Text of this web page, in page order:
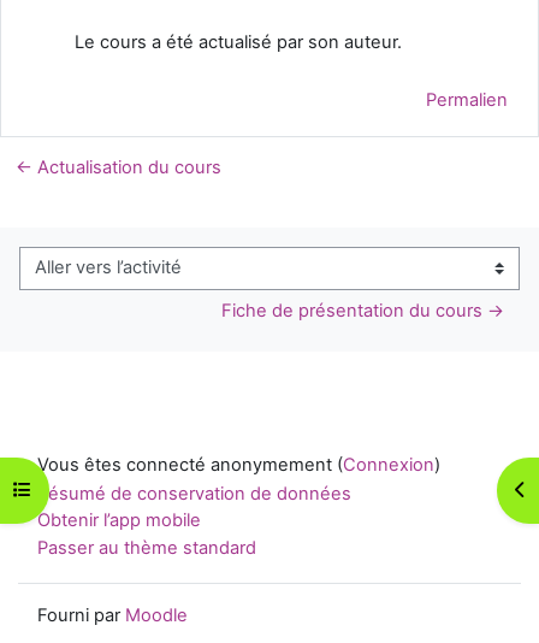
Ouvrir l’index du cours
Le cours a été actualisé par son auteur.
Permalien
← Actualisation du cours
Aller vers l’activité
Fiche de présentation du cours →
Vous êtes connecté anonymement (Connexion)
Résumé de conservation de données
Obtenir l’app mobile
Passer au thème standard
Fourni par Moodle